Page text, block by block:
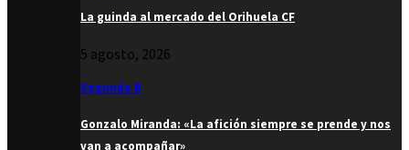
La guinda al mercado del Orihuela CF
5 agosto, 2026
Segunda B
Gonzalo Miranda: «La afición siempre se prende y nos
van a acompañar»